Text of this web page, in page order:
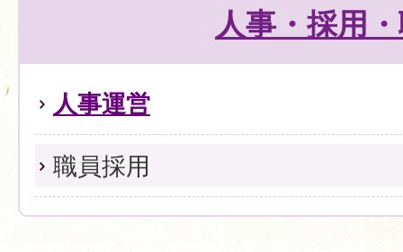
人事・採用
人事運営
職員採用